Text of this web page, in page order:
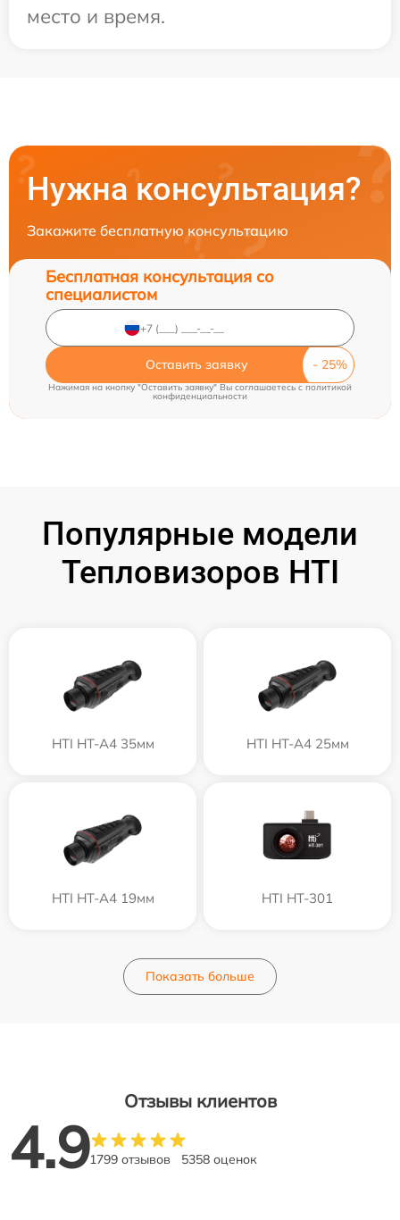
место и время.
Нужна консультация?
Закажите бесплатную консультацию
Бесплатная консультация со
специалистом
Оставить заявку
Нажимая на кнопку "Оставить заявку" Вы соглашаетесь cполитикой
конфиденциальности
Популярные модели
Тепловизоров HTI
HTI HT-A4 35мм HTI HT-A4 25мм
HTI HT-A4 19мм HTI HT-301
Показать больше
Отзывы клиентов
4.91799 отзывов 5358 оценок